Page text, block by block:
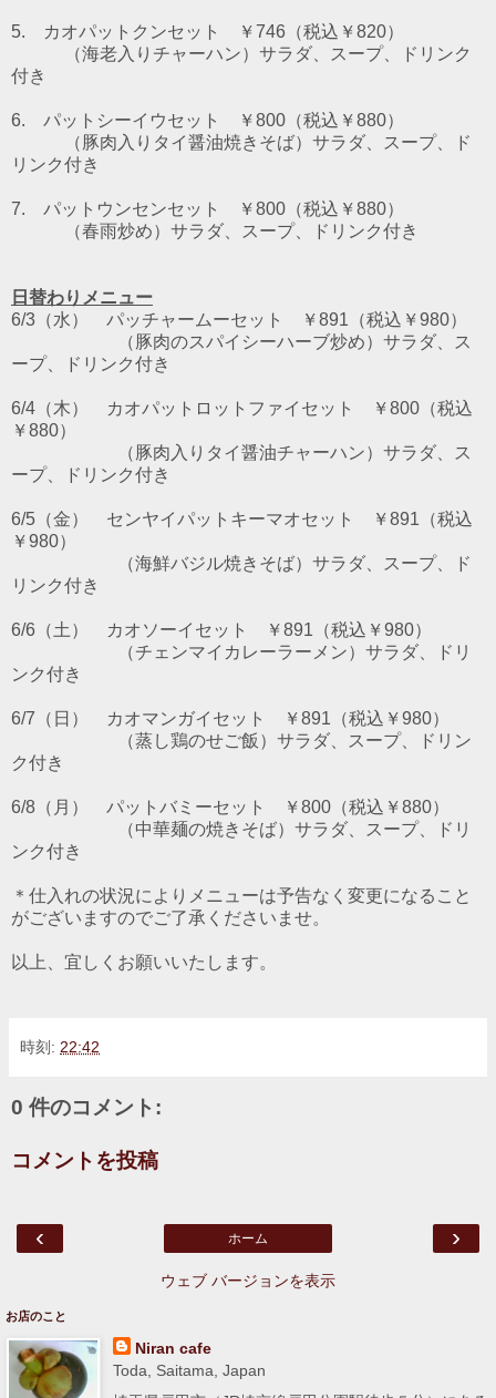
5. カオパットクンセット ￥746（税込￥820）
（海老入りチャーハン）サラダ、スープ、ドリンク
付き
6. パットシーイウセット
￥800（税込￥880）
（豚肉入りタイ醤油焼きそば）サラダ、スープ、ド
リンク付き
7. パットウンセンセット
￥800（税込￥880）
（春雨炒め）サラダ、スープ、ドリンク付き
日替わりメニュー
6/3（水） パッチャームーセット ￥891（税込￥980）
（豚肉のスパイシーハーブ炒め）サラダ、ス
ープ、ドリンク付き
6/4（木） カオパットロットファイセット ￥800（税込
￥880）
（豚肉入りタイ醤油チャーハン）サラダ、ス
ープ、ドリンク付き
6/5（金） センヤイパットキーマオセット ￥891（税込
￥980）
（海鮮バジル焼きそば）サラダ、スープ、ド
リンク付き
6/6（土） カオソーイセット ￥891（税込￥980）
（チェンマイカレーラーメン）サラダ、ドリ
ンク付き
6/7（日） カオマンガイセット ￥891（税込￥980）
（蒸し鶏のせご飯）サラダ、スープ、ドリン
ク付き
6/8（月） パットバミーセット ￥800（税込￥880）
（中華麺の焼きそば）サラダ、スープ、ドリ
ンク付き
＊仕入れの状況によりメニューは予告なく変更になること
がございますのでご了承くださいませ。
以上、宜しくお願いいたします。
時刻: 22:42
0 件のコメント:
コメントを投稿
‹ ›
ホーム
ウェブ バージョンを表示
お店のこと
Niran cafe
Toda, Saitama, Japan